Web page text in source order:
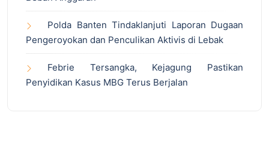
Polda Banten Tindaklanjuti Laporan Dugaan
Pengeroyokan dan Penculikan Aktivis di Lebak
Febrie Tersangka, Kejagung Pastikan
Penyidikan Kasus MBG Terus Berjalan